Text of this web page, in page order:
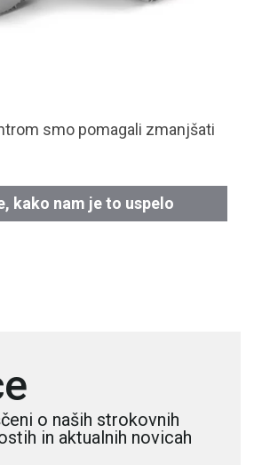
smo pomagali zmanjšati
kako nam je to uspelo
o naših strokovnih
in aktualnih novicah